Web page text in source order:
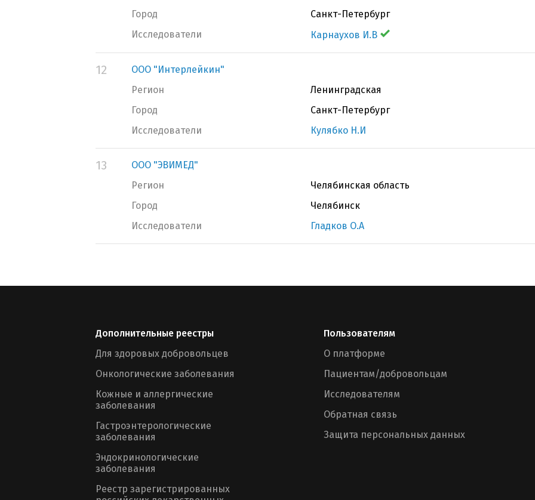
Город
Санкт-Петербург
Исследователи
Карнаухов И.В
12
ООО "Интерлейкин"
Регион
Ленинградская
Город
Санкт-Петербург
Исследователи
Кулябко Н.И
13
ООО "ЭВИМЕД"
Регион
Челябинская область
Город
Челябинск
Исследователи
Гладков О.А
Дополнительные реестры
Для здоровых добровольцев
Онкологические заболевания
Кожные и аллергические
заболевания
Гастроэнтерологические
заболевания
Эндокринологические
заболевания
Реестр зарегистрированных
Пользователям
О платформе
Пациентам/добровольцам
Исследователям
Обратная связь
Защита персональных данных